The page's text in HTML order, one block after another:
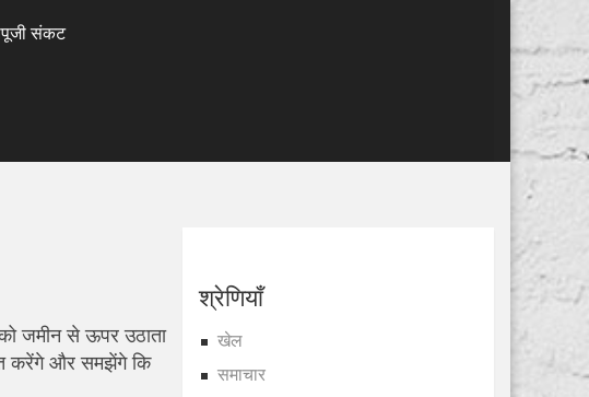
संकट
जमीन से ऊपर उठाता
करेंगे और समझेंगे कि
श्रेणियाँ
खेल
समाचार